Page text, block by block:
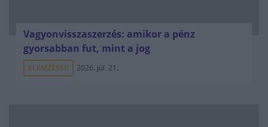
Vagyonvisszaszerzés: amikor a pénz
gyorsabban fut, mint a jog
ELEMZÉSEK 2026. júl. 21.